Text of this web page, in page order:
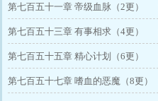
第七百五十一章 帝级血脉（2更）
第七百五十三章 有事相求（4更）
第七百五十五章 精心计划（6更）
第七百五十七章 嗜血的恶魔（8更）